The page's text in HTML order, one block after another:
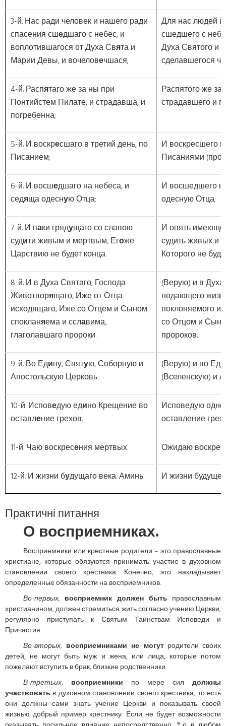
3-й. Нас ради человек и нашего ради
спасения сшедшаго с небес, и
воплотившагося от Духа Свята и
Марии Девы, и вочеловечшася;
Для нас людей
сшедшего с
Духа Святого и
сделавшегося
4-й. Распятаго же за ны при
Понтийстем Пилате, и страдавша, и
погребенна;
Распятого же
страдавшего и
5-й. И воскресшаго в третий день, по
Писанием;
И воскресшего в
Писаниями
6-й. И восшедшаго на небеса, и
седяща одесную Отца;
И восшедшего
одесную Отца;
7-й. И паки грядущаго со славою
судити живым и мертвым, Егоже
Царствию не будет конца.
И опять
судить живых и
Которого не
8-й. И в Духа Святаго, Господа
Животворящаго, Иже от Отца
исходящаго, Иже со Отцем и Сыном
спокланяема и сславима,
глаголавшаго пророки.
(Верую) и в Духа
подающего
поклоняемого и
со Отцом и
пророков.
9-й. Во Едину, Святую, Соборную и
Апостольскую Церковь.
(Верую) и во
(Вселенскую) и
10-й. Исповедую едино Крещение во
оставление грехов.
Исповедую
оставление
11-й. Чаю воскресения мертвых. Ожидаю
12-й. И жизни будущаго века. Аминь. И жизни
Практичні питання
О восприемниках.
Восприемники или крестные родители – это православные
христиане, которые обязуются принимать участие в духовном
становлении своего крестника. Конечно, это накладывает
определенные обязанности на восприемников.
Во-первых, восприемник должен быть православным
христианином, должен стремиться жить согласно учению Церкви,
регулярно приступать к Святым Таинствам Исповеди и
Причастия.
Во-вторых, восприемниками не могутродители своих
детей, не могут быть муж и жена, или лица, которые потом
пожелают вступить в брак, близкие родственники.
В-третьих,
восприемники по мере сил должны
участвовать в духовном становлении своего крестника, то есть
они должны сами знать учение Церкви и показывать своей
жизнью добрый пример крестнику. Если не будет возможности